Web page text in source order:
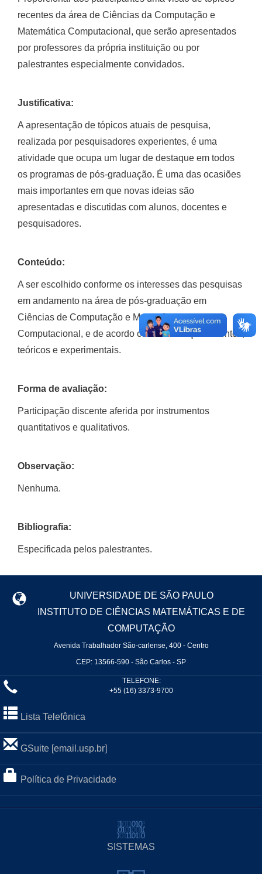
recentes da área de Ciências da Computação e
Matemática Computacional, que serão apresentados
por professores da própria instituição ou por
palestrantes especialmente convidados.
Justificativa:
A apresentação de tópicos atuais de pesquisa,
realizada por pesquisadores experientes, é uma
atividade que ocupa um lugar de destaque em todos
os programas de pós-graduação. É uma das ocasiões
mais importantes em que novas ideias são
apresentadas e discutidas com alunos, docentes e
pesquisadores.
Conteúdo:
A ser escolhido conforme os interesses das pesquisas
em andamento na área de pós-graduação em
Ciências de Computação e Matemática
Computacional, e de acordo com os avanços recentes,
teóricos e experimentais.
Forma de avaliação:
Participação discente aferida por instrumentos
quantitativos e qualitativos.
Observação:
Nenhuma.
Bibliografia:
Especificada pelos palestrantes.
UNIVERSIDADE DE SÃO PAULO
INSTITUTO DE CIÊNCIAS MATEMÁTICAS E DE
COMPUTAÇÃO
Avenida Trabalhador São-carlense, 400 - Centro
CEP: 13566-590 - São Carlos - SP
TELEFONE:
+55 (16) 3373-9700
Lista Telefônica
GSuite [email.usp.br]
Política de Privacidade
SISTEMAS